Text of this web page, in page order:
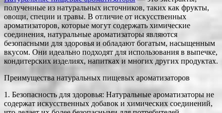
полученные из натуральных источников, таких как фрукты,
овощи, специи и травы. В отличие от искусственных
ароматизаторов, которые могут содержать химические
соединения, натуральные ароматизаторы являются
безопасными для здоровья и обладают богатым, насыщенным
вкусом. Они идеально подходят для использования в выпечке,
кондитерских изделиях, напитках и многих других продуктах.
Преимущества натуральных пищевых ароматизаторов
1. Безопасность для здоровья: Натуральные ароматизаторы не
содержат искусственных добавок и химических соединений,